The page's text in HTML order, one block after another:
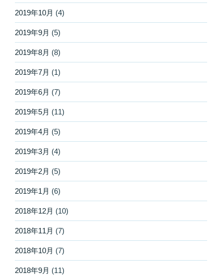
2019年10月 (4)
2019年9月 (5)
2019年8月 (8)
2019年7月 (1)
2019年6月 (7)
2019年5月 (11)
2019年4月 (5)
2019年3月 (4)
2019年2月 (5)
2019年1月 (6)
2018年12月 (10)
2018年11月 (7)
2018年10月 (7)
2018年9月 (11)